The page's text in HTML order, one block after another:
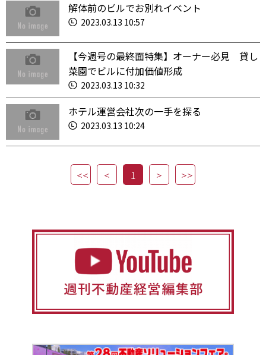
解体前のビルでお別れイベント
2023.03.13 10:57
【今週号の最終面特集】オーナー必見 貸し
菜園でビルに付加価値形成
2023.03.13 10:32
ホテル運営会社次の一手を探る
2023.03.13 10:24
1